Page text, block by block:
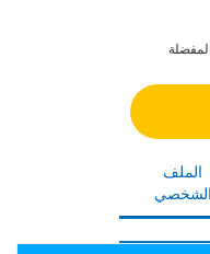
الملف
الشخصي